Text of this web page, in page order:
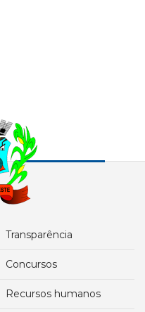
transparência
concursos
recursos humanos